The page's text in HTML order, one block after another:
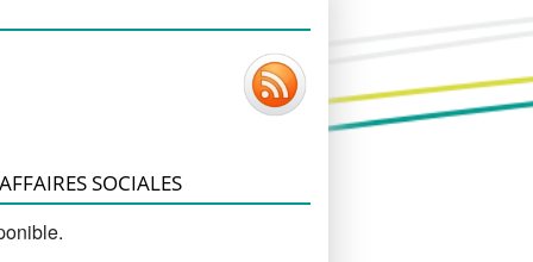
Projet de l'équipe éducative AMI
Exemples de Chantiers et Ateliers
SOCIALES